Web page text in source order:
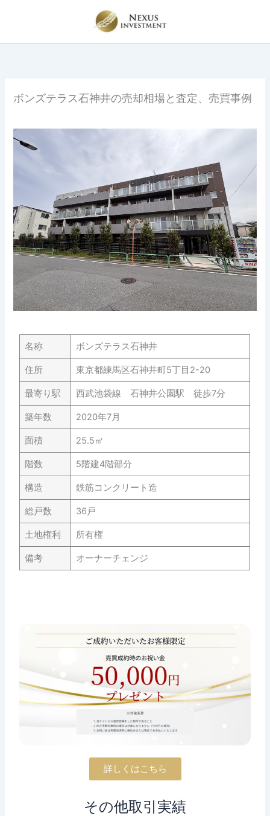
ボンズテラス石神井の売却相場と査定、売買事例
名称 ボンズテラス石神井
住所 東京都練馬区石神井町5丁目2-20
最寄り駅 西武池袋線 石神井公園駅 徒歩7分
築年数 2020年7月
面積 25.5㎡
階数 5階建4階部分
構造 鉄筋コンクリート造
総戸数 36戸
土地権利 所有権
備考 オーナーチェンジ
詳しくはこちら
その他取引実績